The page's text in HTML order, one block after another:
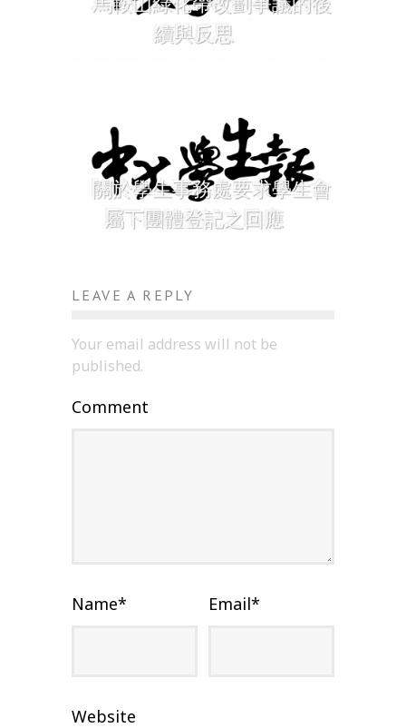
續與反思
關於學生事務處要求學生會
屬下團體登記之回應
LEAVE A REPLY
Your email address will not be
published.
Comment
Name* Email*
Website